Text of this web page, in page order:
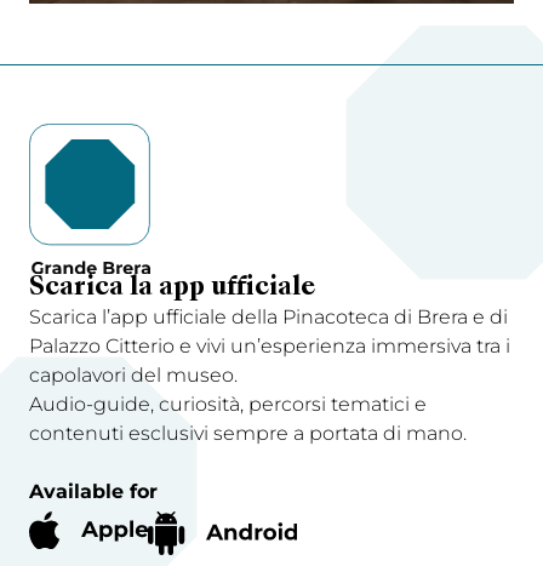
Scarica la app ufficiale
Scarica l’app ufficiale della Pinacoteca di Brera e di
Palazzo Citterio e vivi un’esperienza immersiva tra i
capolavori del museo.
Audio-guide, curiosità, percorsi tematici e
contenuti esclusivi sempre a portata di mano.
Available for